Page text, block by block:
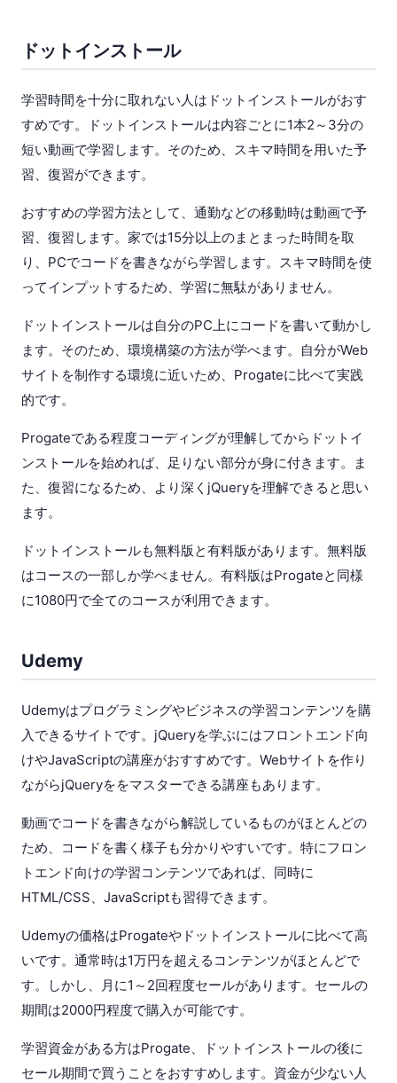
ドットインストール
学習時間を十分に取れない人はドットインストールがおす
すめです。ドットインストールは内容ごとに1本2～3分の
短い動画で学習します。そのため、スキマ時間を用いた予
習、復習ができます。
おすすめの学習方法として、通勤などの移動時は動画で予
習、復習します。家では15分以上のまとまった時間を取
り、PCでコードを書きながら学習します。スキマ時間を使
ってインプットするため、学習に無駄がありません。
ドットインストールは自分のPC上にコードを書いて動かし
ます。そのため、環境構築の方法が学べます。自分がWeb
サイトを制作する環境に近いため、Progateに比べて実践
的です。
Progateである程度コーディングが理解してからドットイ
ンストールを始めれば、足りない部分が身に付きます。ま
た、復習になるため、より深くjQueryを理解できると思い
ます。
ドットインストールも無料版と有料版があります。無料版
はコースの一部しか学べません。有料版はProgateと同様
に1080円で全てのコースが利用できます。
Udemy
Udemyはプログラミングやビジネスの学習コンテンツを購
入できるサイトです。jQueryを学ぶにはフロントエンド向
けやJavaScriptの講座がおすすめです。Webサイトを作り
ながらjQueryををマスターできる講座もあります。
動画でコードを書きながら解説しているものがほとんどの
ため、コードを書く様子も分かりやすいです。特にフロン
トエンド向けの学習コンテンツであれば、同時に
HTML/CSS、JavaScriptも習得できます。
Udemyの価格はProgateやドットインストールに比べて高
いです。通常時は1万円を超えるコンテンツがほとんどで
す。しかし、月に1～2回程度セールがあります。セールの
期間は2000円程度で購入が可能です。
学習資金がある方はProgate、ドットインストールの後に
セール期間で買うことをおすすめします。資金が少ない人